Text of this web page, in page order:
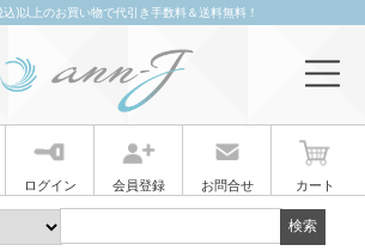
)以上のお買い物で代引き手数料＆送料無料！
ログイン 会員登録 お問合せ カート